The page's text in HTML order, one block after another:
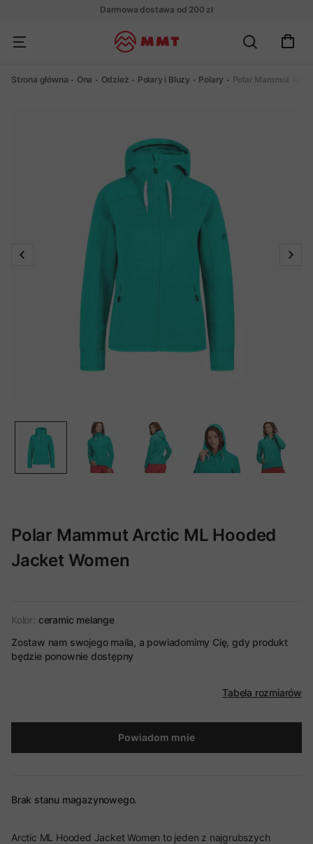
Darmowa dostawa od 200 zł
Strona główna Ona Odzież Polary i Bluzy Polary Polar Mammut
Polar Mammut Arctic ML Hooded
Jacket Women
Kolor: ceramic melange
Zostaw nam swojego maila, a powiadomimy Cię, gdy produkt
będzie ponownie dostępny
Tabela rozmiarów
Powiadom mnie
Brak stanu magazynowego.
Arctic ML Hooded Jacket Women to jeden z najgrubszych